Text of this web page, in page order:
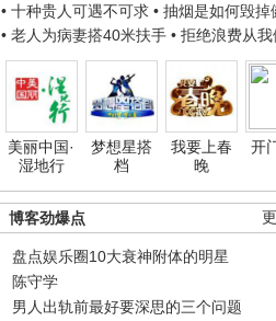
• 十种贵人可遇不可求 • 抽烟是如何毁掉
• 老人为病妻搭40米扶手 • 拒绝浪费从我
美丽中国·
湿地行
梦想星搭
档
我要上春
晚
开
博客劲爆点
盘点娱乐圈10大衰神附体的明星
陈守学
男人出轨前最好要深思的三个问题